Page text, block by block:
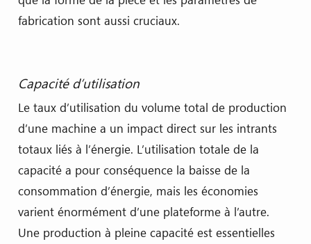
fabrication sont aussi cruciaux.
Capacité d’utilisation
Le taux d’utilisation du volume total de production
d’une machine a un impact direct sur les intrants
totaux liés à l’énergie. L’utilisation totale de la
capacité a pour conséquence la baisse de la
consommation d’énergie, mais les économies
varient énormément d’une plateforme à l’autre.
Une production à pleine capacité est essentielles